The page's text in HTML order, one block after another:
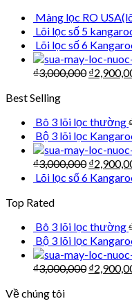
Màng lọc RO
Lõi lọc số 5
Lõi lọc số 6
₫3,000,000 ₫
Best Selling
Bô 3 lõi lọc thường
Bộ 3 lõi lọc
₫3,000,000 ₫
Lõi lọc số 6
Top Rated
Bô 3 lõi lọc thường
Bộ 3 lõi lọc
₫3,000,000 ₫
Về chúng tôi